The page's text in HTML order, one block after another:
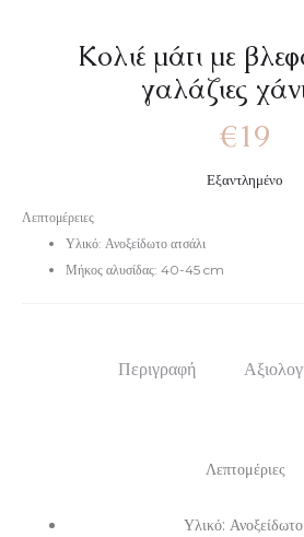
Κολιέ μάτι με
γαλάζιες
Λεπτομέρειες
Υλικό: Ανοξείδωτο ατσάλι
Μήκος αλυσίδας: 40-45 cm
€19
Εξαντλημένο
Περιγραφή
Λεπτομέριες
Υλικό: